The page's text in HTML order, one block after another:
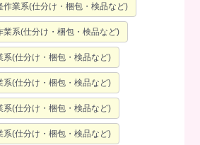
作業系(仕分け・梱包・検品など)
業系(仕分け・梱包・検品など)
系(仕分け・梱包・検品など)
系(仕分け・梱包・検品など)
系(仕分け・梱包・検品など)
系(仕分け・梱包・検品など)